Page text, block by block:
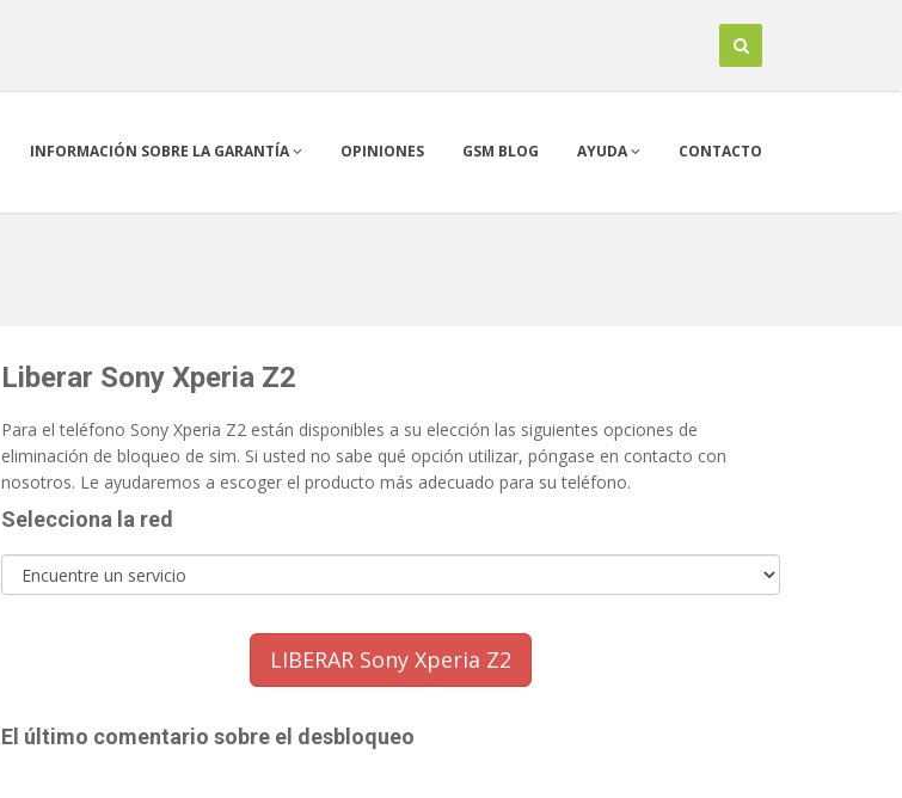
INFORMACIÓN SOBRE LA GARANTÍA OPINIONES GSM BLOG AYUDA CONTACTO
Liberar Sony Xperia Z2
Para el teléfono Sony Xperia Z2 están disponibles a su elección las siguientes opciones de
eliminación de bloqueo de sim. Si usted no sabe qué opción utilizar, póngase en contacto con
nosotros. Le ayudaremos a escoger el producto más adecuado para su teléfono.
Selecciona la red
LIBERAR Sony Xperia Z2
El último comentario sobre el desbloqueo